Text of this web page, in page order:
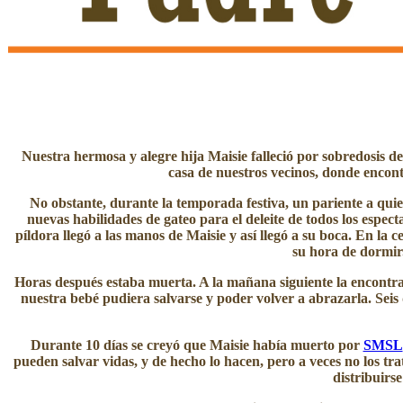
Nuestra hermosa y alegre hija Maisie falleció por sobredosis
casa de nuestros vecinos, donde
No obstante, durante la temporada festiva, un pariente a
nuevas habilidades de gateo para el deleite de todos los
píldora llegó a las manos de Maisie y así llegó a su boca. En la
su hora de
Horas después estaba muerta. A la mañana siguiente la
nuestra bebé pudiera salvarse y poder volver a abrazarla.
Durante 10 días se creyó que Maisie había muerto por SMSL​
pueden salvar vidas, y de hecho lo hacen, pero a veces no los
distribuirse